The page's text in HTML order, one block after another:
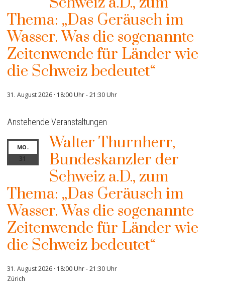
Thema: „Das Geräusch im
Wasser. Was die sogenannte
Zeitenwende für Länder wie
die Schweiz bedeutet“
31. August 2026 · 18:00 Uhr-21:30 Uhr
Anstehende Veranstaltungen
MO.
31
Walter Thurnherr,
Bundeskanzler der
Schweiz a.D., zum
Thema: „Das Geräusch im
Wasser. Was die sogenannte
Zeitenwende für Länder wie
die Schweiz bedeutet“
31. August 2026 · 18:00 Uhr-21:30 Uhr
Zürich